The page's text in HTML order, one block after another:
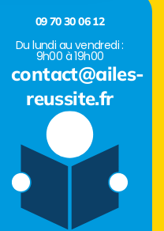
09 70 30 06 12
Du lundi au vendredi :
9h00 à 19h00
contact@ailes-
reussite.fr